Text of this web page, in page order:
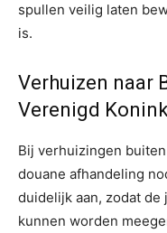
spullen veilig laten
is.
Verhuizen naar
Verenigd
Bij verhuizingen
douane afhandeling
duidelijk aan, zodat
kunnen worden